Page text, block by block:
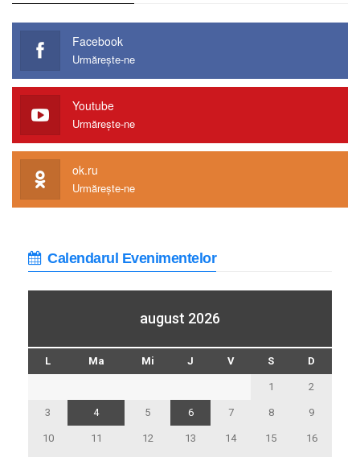
Facebook
Urmărește-ne
Youtube
Urmărește-ne
ok.ru
Urmărește-ne
Calendarul Evenimentelor
august 2026
L Ma Mi J V S D
1 2
3 4 5 6 7 8 9
10 11 12 13 14 15 16